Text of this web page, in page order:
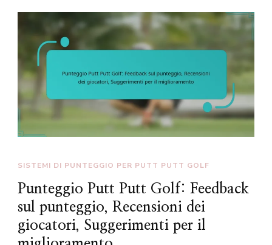
SISTEMI DI PUNTEGGIO PER PUTT PUTT GOLF
Punteggio Putt Putt Golf: Feedback
sul punteggio, Recensioni dei
giocatori, Suggerimenti per il